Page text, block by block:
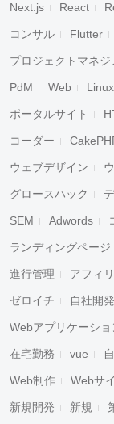
Next.js React
コンサル Flutter
プロジェクトマネジ
PdM Web Linux
ポータルサイト
コーダー
ウェブデザイン
グロースハック
SEM Adwords
ランディングページ
進行管理 アフィ
ゼロイチ 自社開発
Webアプリケーショ
在宅勤務 vue
Web制作 Webサ
新規開発 新規